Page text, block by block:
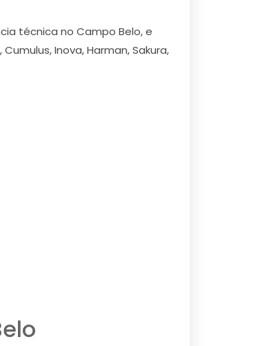
técnica no Campo Belo, e
Inova, Harman, Sakura,